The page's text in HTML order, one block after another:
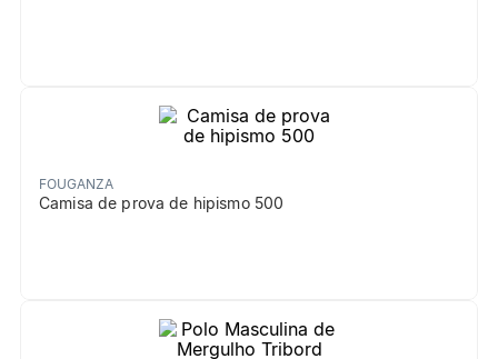
FOUGANZA
Camisa de prova de hipismo 500